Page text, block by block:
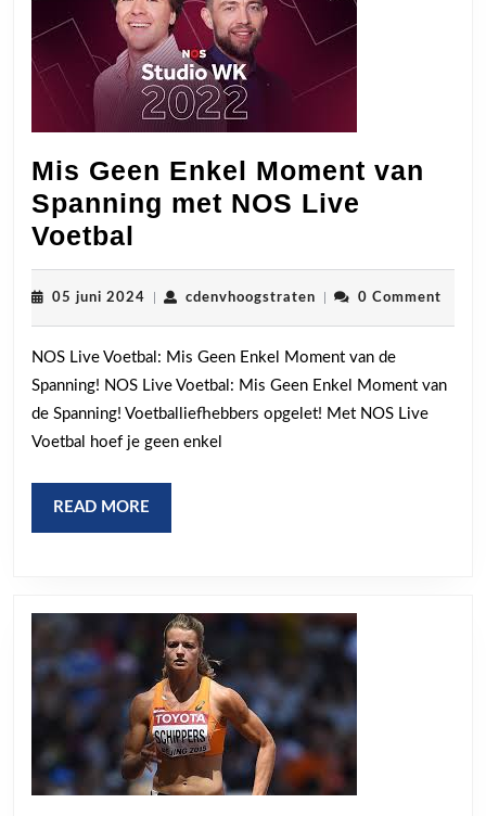
Mis Geen Enkel Moment van
Spanning met NOS Live
Voetbal
Geen
Enkel
Moment
van
Spanning
met
Live
Voetbal
05 juni 2024 05
cdenvhoogstratencdenvhoogstraten
0 Comment
NOS Live Voetbal: Mis Geen Enkel Moment van de
Spanning! NOS Live Voetbal: Mis Geen Enkel Moment van
de Spanning! Voetballiefhebbers opgelet! Met NOS Live
Voetbal hoef je geen enkel
READ MORE
MORE